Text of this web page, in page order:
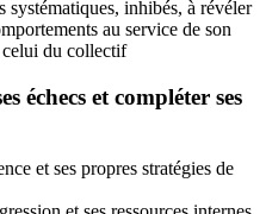
systématiques, inhibés, à révéler
au service de son
celui du collectif
échecs et compléter ses
et ses propres stratégies de